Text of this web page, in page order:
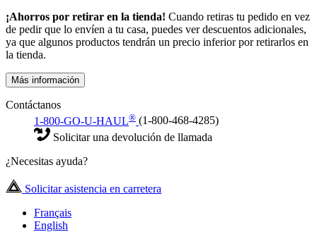
¡Ahorros por retirar en la tienda! Cuando retiras tu pedido en vez
de pedir que lo envíen a tu casa, puedes ver descuentos adicionales,
ya que algunos productos tendrán un precio inferior por retirarlos en
la tienda.
Más información
Contáctanos
1-800-GO-U-HAUL® (1-800-468-4285)
Solicitar una devolución de llamada
¿Necesitas ayuda?
Solicitar asistencia en carretera
Français
English